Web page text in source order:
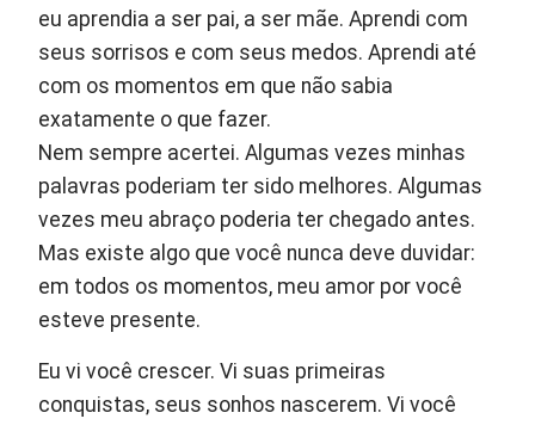
eu aprendia a ser pai, a ser mãe. Aprendi com
seus sorrisos e com seus medos. Aprendi até
com os momentos em que não sabia
exatamente o que fazer.
Nem sempre acertei. Algumas vezes minhas
palavras poderiam ter sido melhores. Algumas
vezes meu abraço poderia ter chegado antes.
Mas existe algo que você nunca deve duvidar:
em todos os momentos, meu amor por você
esteve presente.
Eu vi você crescer. Vi suas primeiras
conquistas, seus sonhos nascerem. Vi você